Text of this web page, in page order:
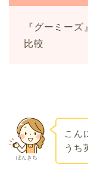
『グーミー
比較
ぽんきち
こん
うち